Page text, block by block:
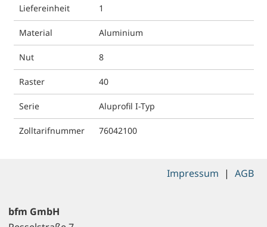
Liefereinheit 1
Material Aluminium
Nut 8
Raster 40
Serie Aluprofil I-Typ
Zolltarifnummer 76042100
bfm GmbH
Impressum | AGB